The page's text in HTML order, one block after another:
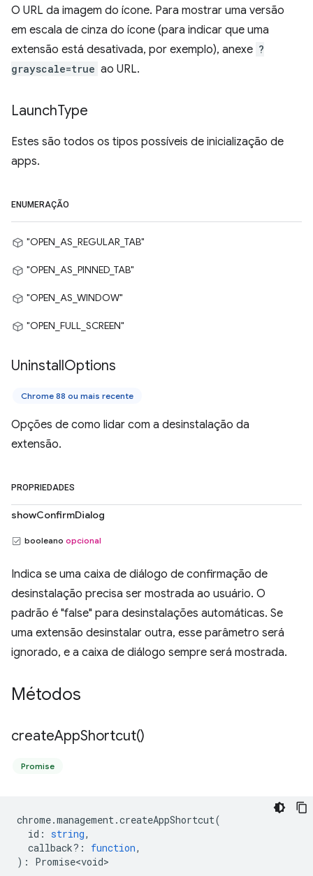
O URL da imagem do ícone. Para mostrar uma versão
em escala de cinza do ícone (para indicar que uma
extensão está desativada, por exemplo), anexe ?
grayscale=true ao URL.
LaunchType
Estes são todos os tipos possíveis de inicialização de
apps.
ENUMERAÇÃO
"OPEN_AS_REGULAR_TAB"
"OPEN_AS_PINNED_TAB"
"OPEN_AS_WINDOW"
"OPEN_FULL_SCREEN"
UninstallOptions
Chrome 88 ou mais recente
Opções de como lidar com a desinstalação da
extensão.
PROPRIEDADES
showConfirmDialog
booleano opcional
Indica se uma caixa de diálogo de confirmação de
desinstalação precisa ser mostrada ao usuário. O
padrão é "false" para desinstalações automáticas. Se
uma extensão desinstalar outra, esse parâmetro será
ignorado, e a caixa de diálogo sempre será mostrada.
Métodos
createAppShortcut()
Promise
chrome.management.createAppShortcut(
id : string,
callback? : function,
) : Promise<void>